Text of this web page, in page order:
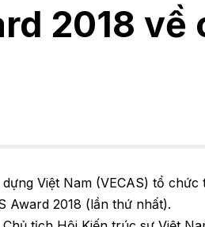
2018
Việt Nam (VECAS) tổ chức
Award 2018 (lần thứ nhất).